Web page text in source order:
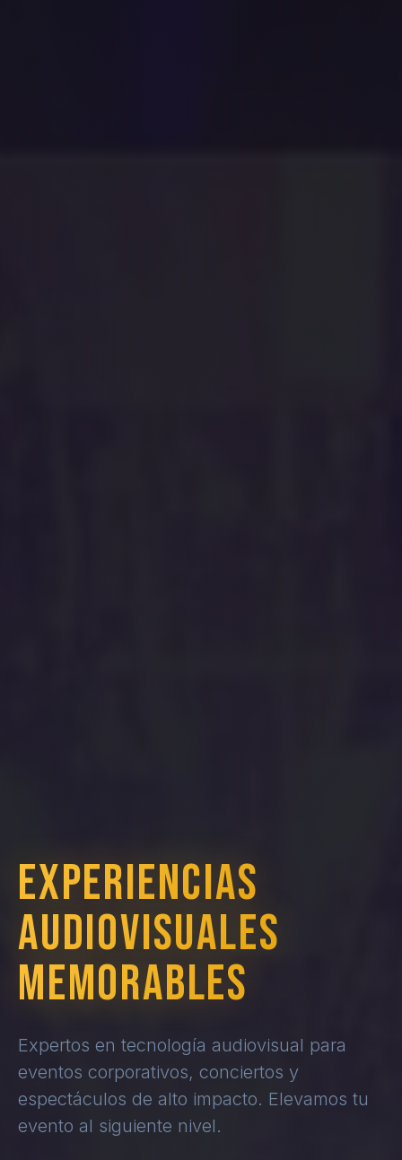
EXPERIENCIAS
AUDIOVISUALES
MEMORABLES
Expertos en tecnología audiovisual para
eventos corporativos, conciertos y
espectáculos de alto impacto. Elevamos tu
evento al siguiente nivel.